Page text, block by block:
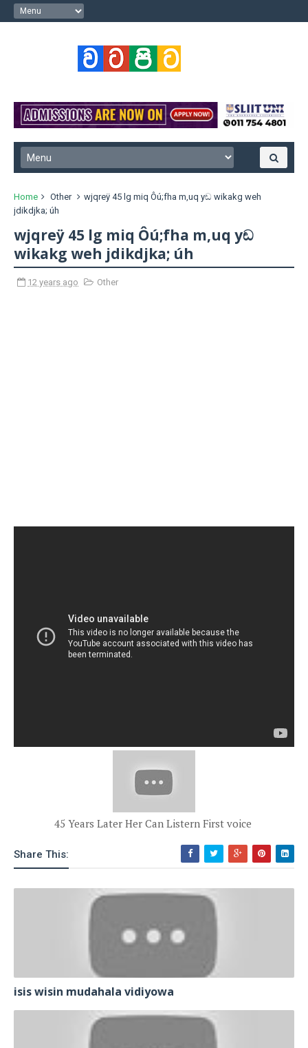
Home Other
wjqreÿ 45 lg miq Ôú;fha m,uq yඬ wikakg weh
jdikdjka; úh
wjqreÿ 45 lg miq Ôú;fha m,uq yඬ
wikakg weh jdikdjka; úh
12 years ago Other
45 Years Later Her Can Listern First voice
Share This:
isis wisin mudahala vidiyowa